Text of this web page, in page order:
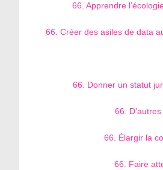
66. Apprendre
66. Créer des asiles de data
66. Donner un statut
66.
66. Élargir la
66. Faire